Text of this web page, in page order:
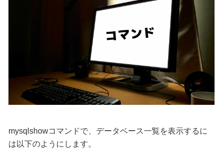
mysqlshowコマンドで、データベース一覧を表示するに
は以下のようにします。